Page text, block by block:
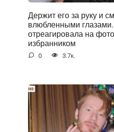
Держит его за руку и
влюбленными
отреагировала на
избранником
0 3.7к.